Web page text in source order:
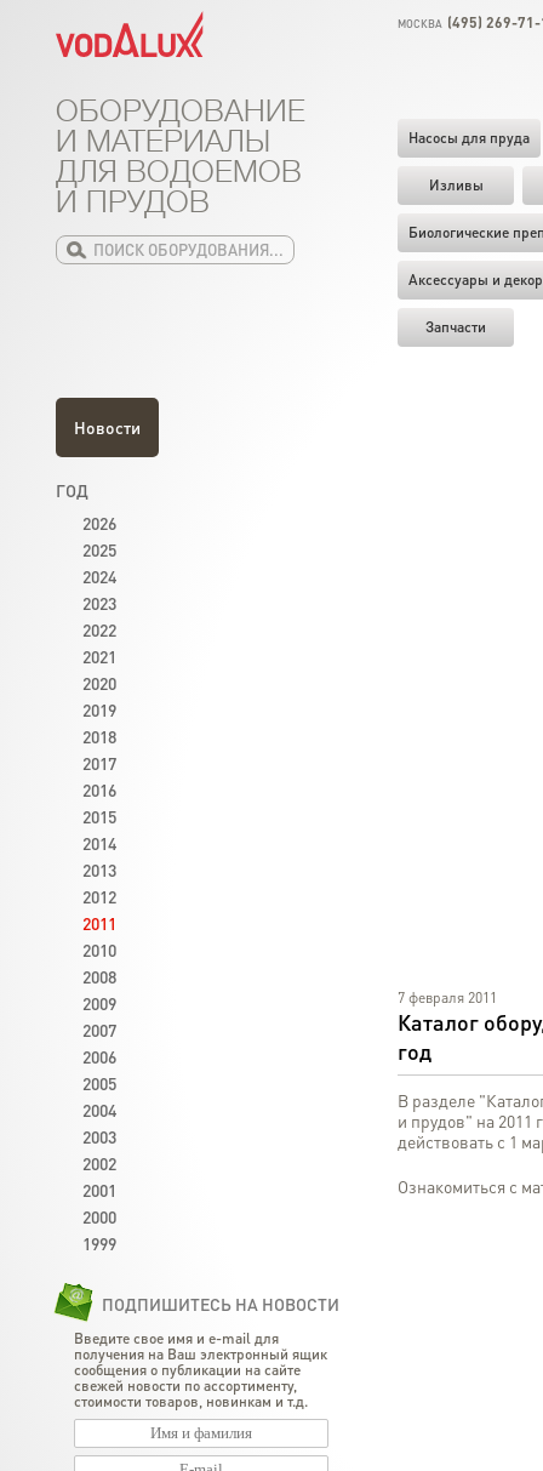
МОСКВА (495) 269-
Насосы для пруда
Изливы
Биологические
Аксессуары и декор
Запчасти
ОБОРУДОВАНИЕ
И МАТЕРИАЛЫ
ДЛЯ ВОДОЕМОВ
И ПРУДОВ
7 февраля 2011
Каталог
год
В разделе
и прудов" на
действовать с 1
Ознакомиться с
Новости
ГОД
2026
2025
2024
2023
2022
2021
2020
2019
2018
2017
2016
2015
2014
2013
2012
2011
2010
2008
2009
2007
2006
2005
2004
2003
2002
2001
2000
1999
ПОДПИШИТЕСЬ НА НОВОСТИ
Введите свое имя и e-mail для
получения на Ваш электронный ящик
сообщения о публикации на сайте
свежей новости по ассортименту,
стоимости товаров, новинкам и т.д.